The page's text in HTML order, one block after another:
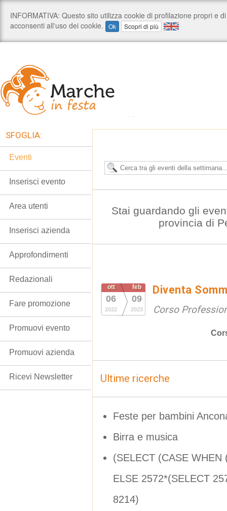
Stai guardando gli
provincia di
ott
06
2022
feb
09
2023
Diventa
Corso
Ultime ricerche
Feste per bambini
Birra e musica
(SELECT (CASE
ELSE 2572*(SELECT
8214)
SFOGLIA:
Eventi
Inserisci evento
Area utenti
Inserisci azienda
Approfondimenti
Redazionali
Fare promozione
Promuovi evento
Promuovi azienda
Ricevi Newsletter